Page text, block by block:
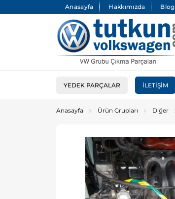
Anasayfa Hakkımızda Blog
YEDEK PARÇALAR İLETIŞIM
Anasayfa Ürün Grupları Diğer